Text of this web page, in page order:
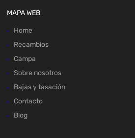
MAPA WEB
Home
Recambios
Campa
Sobre nosotros
Bajas y tasación
Contacto
Blog